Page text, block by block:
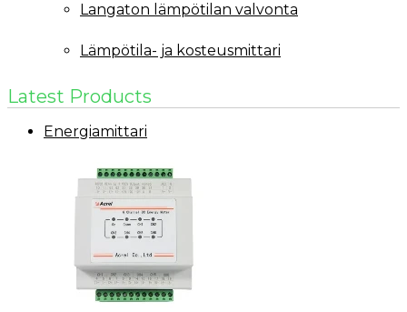
Langaton lämpötilan valvonta
Lämpötila- ja kosteusmittari
Latest Products
Energiamittari